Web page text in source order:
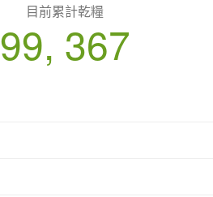
目前累計乾糧
99, 367